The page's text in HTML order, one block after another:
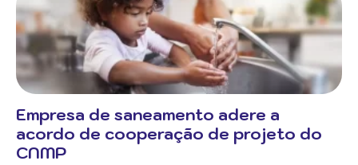
Empresa de saneamento adere a
acordo de cooperação de projeto do
CNMP